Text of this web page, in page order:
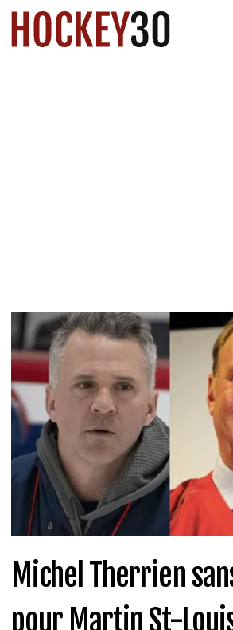
Michel Therrien
pour Martin St-